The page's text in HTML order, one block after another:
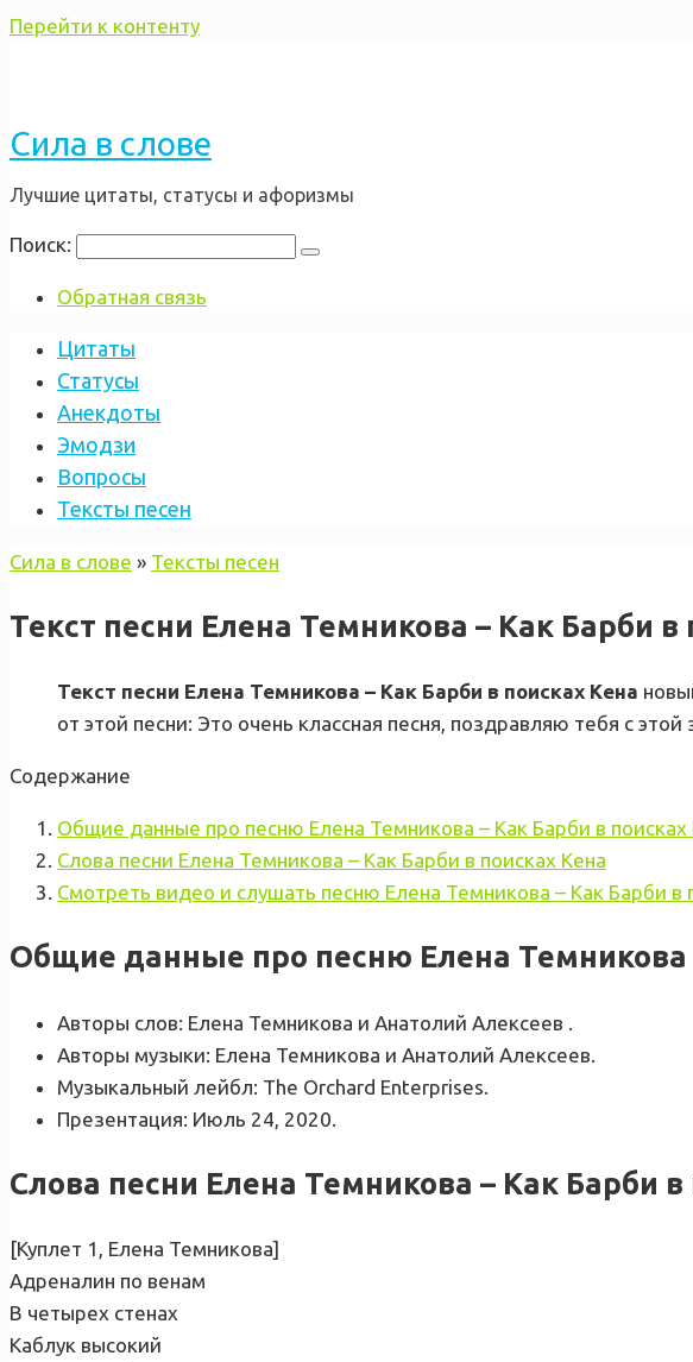
Перейти к контенту
Сила в слове
Лучшие цитаты, статусы и афоризмы
Поиск:
Обратная связь
Цитаты
Статусы
Анекдоты
Эмодзи
Вопросы
Тексты песен
Сила в слове » Тексты песен
Текст песни Елена Темникова – Как Барби в
Текст песни Елена Темникова – Как Барби в поисках Кена
от этой песни: Это очень классная песня, поздравляю тебя с
Содержание
Общие данные про песню Елена Темникова – Как Барби в поисках
Слова песни Елена Темникова – Как Барби в поисках Кена
Смотреть видео и слушать песню Елена Темникова – Как Барби в
Общие данные про песню Елена Темникова
Авторы слов: Елена Темникова и Анатолий Алексеев .
Авторы музыки: Елена Темникова и Анатолий Алексеев.
Музыкальный лейбл: The Orchard Enterprises.
Презентация: Июль 24, 2020.
Слова песни Елена Темникова – Как Барби в
[Куплет 1, Елена Темникова]
Адреналин по венам
В четырех стенах
Каблук высокий